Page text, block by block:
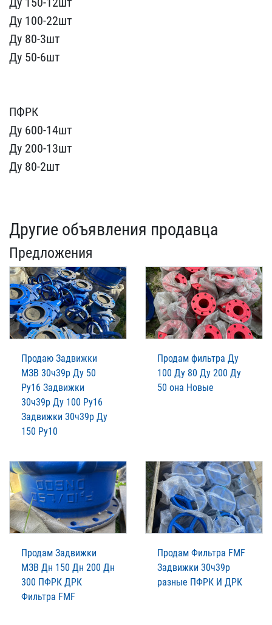
Ду 100-22шт
Д​у 80-3шт
Ду 50-6шт
П​ФРК
Ду 600-14шт
Ду 200​-13шт
Ду 80-2шт
Другие объявления продавца
Предложения
Продаю Задвижки
МЗВ 30ч39р Ду 50
Ру16 Задвижки
30ч39р Ду 100 Ру16
Задвижки 30ч39р Ду
150 Ру10
Продам фильтра Ду
100 Ду 80 Ду 200 Ду
50 она Новые
Продам Задвижки
МЗВ Дн 150 Дн 200 Дн
300 ПФРК ДРК
Фильтра FMF
Продам Фильтра FMF
Задвижки 30ч39р
разные ПФРК И ДРК